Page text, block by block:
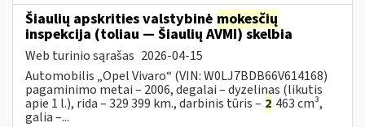
Šiaulių apskrities valstybinė mokesčių
inspekcija (toliau — Šiaulių AVMI) skelbia
Web turinio sąrašas 2026-04-15
Automobilis „Opel Vivaro“ (VIN: W0LJ7BDB66V614168)
pagaminimo metai – 2006, degalai – dyzelinas (likutis
apie 1 l.), rida – 329 399 km., darbinis tūris – 2 463 cm³,
galia –...